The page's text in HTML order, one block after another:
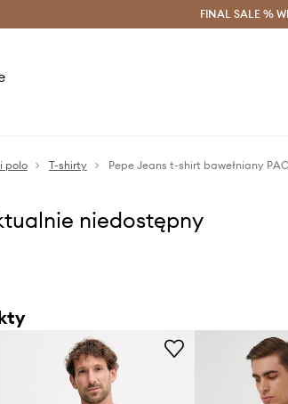
Oszczędzaj z Answear Club
FINAL SALE %
polo T-shirty Pepe Jeans t-shirt bawełniany
niedostępny